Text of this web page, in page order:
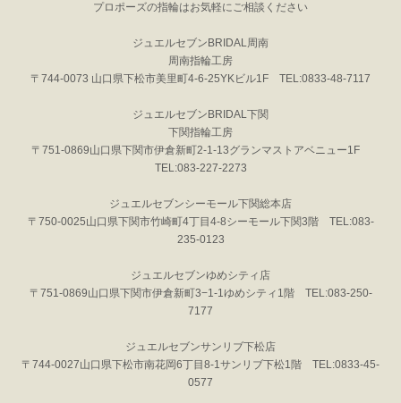
プロポーズの指輪はお気軽にご相談ください
ジュエルセブンBRIDAL周南
周南指輪工房
〒744-0073 山口県下松市美里町4-6-25YKビル1F TEL:0833-48-7117
ジュエルセブンBRIDAL下関
下関指輪工房
〒751-0869山口県下関市伊倉新町2-1-13グランマストアベニュー1F
TEL:083-227-2273
ジュエルセブンシーモール下関総本店
〒750-0025山口県下関市竹崎町4丁目4-8シーモール下関3階 TEL:083-
235-0123
ジュエルセブンゆめシティ店
〒751-0869山口県下関市伊倉新町3−1-1ゆめシティ1階 TEL:083-250-
7177
ジュエルセブンサンリブ下松店
〒744-0027山口県下松市南花岡6丁目8-1サンリブ下松1階 TEL:0833-45-
0577